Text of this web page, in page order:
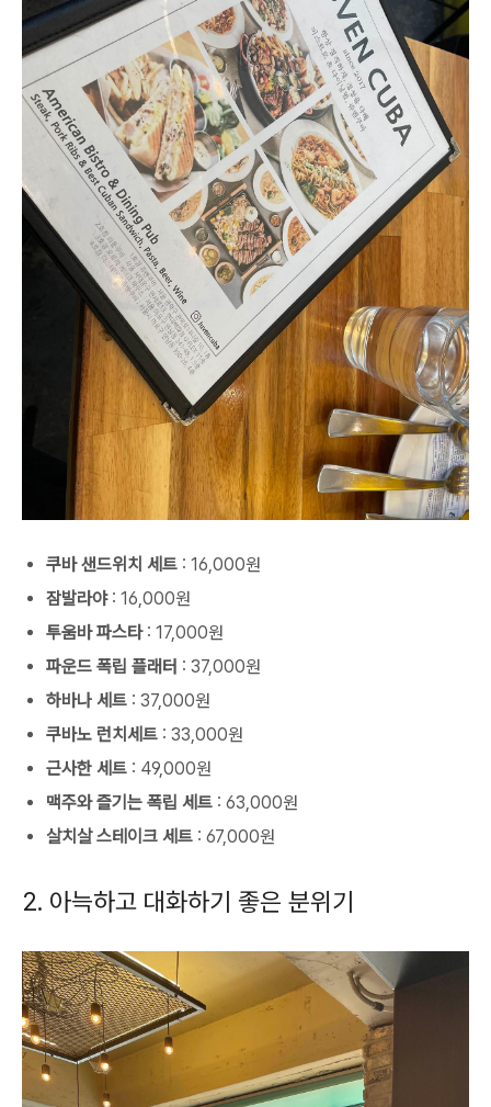
쿠바 샌드위치 세트 : 16,000원
잠발라야: 16,000원
투움바 파스타: 17,000원
파운드 폭립 플래터 : 37,000원
하바나 세트 : 37,000원
쿠바노 런치세트 : 33,000원
근사한 세트 : 49,000원
맥주와 즐기는 폭립 세트 : 63,000원
살치살 스테이크 세트 : 67,000원
2. 아늑하고 대화하기 좋은 분위기